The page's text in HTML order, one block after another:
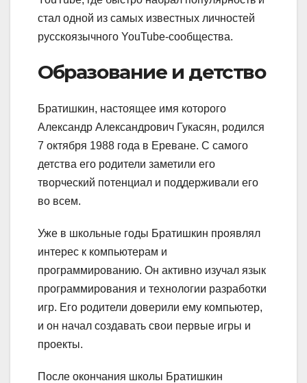
стал одной из самых известных личностей
русскоязычного YouTube-сообщества.
Образование и детство
Братишкин, настоящее имя которого
Александр Александрович Гукасян, родился
7 октября 1988 года в Ереване. С самого
детства его родители заметили его
творческий потенциал и поддерживали его
во всем.
Уже в школьные годы Братишкин проявлял
интерес к компьютерам и
программированию. Он активно изучал язык
программирования и технологии разработки
игр. Его родители доверили ему компьютер,
и он начал создавать свои первые игры и
проекты.
После окончания школы Братишкин